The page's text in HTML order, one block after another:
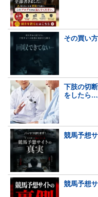
その買い
下肢の切
をしたら
競馬予想
競馬予想